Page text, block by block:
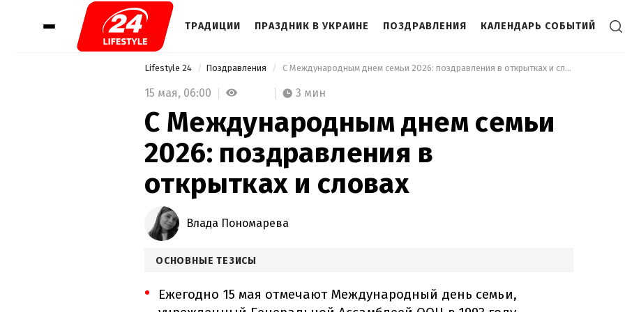
ТРАДИЦИИ ПРАЗДНИК В УКРАИНЕ ПОЗДРАВЛЕНИЯ КАЛЕНДАРЬ СОБЫТИЙ
Lifestyle 24 Поздравления С Международным днем семьи 2026: поздравления в открытках и словах
15 мая, 06:00 3 мин
С Международным днем семьи
2026: поздравления в
открытках и словах
Влада Пономарева
ОСНОВНЫЕ ТЕЗИСЫ
Ежегодно 15 мая отмечают Международный день семьи,